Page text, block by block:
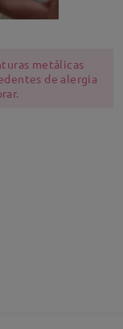
metálicas
de alergia